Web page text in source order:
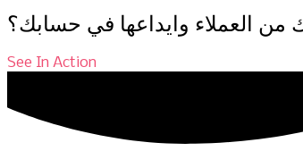
العملاء وايداعها في حسابك؟
See In Action